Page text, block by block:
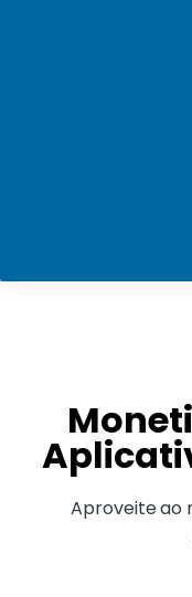
Aproveite ao